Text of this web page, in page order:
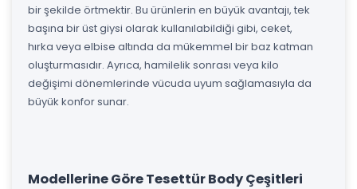
bir şekilde örtmektir. Bu ürünlerin en büyük avantajı, tek
başına bir üst giysi olarak kullanılabildiği gibi, ceket,
hırka veya elbise altında da mükemmel bir baz katman
oluşturmasıdır. Ayrıca, hamilelik sonrası veya kilo
değişimi dönemlerinde vücuda uyum sağlamasıyla da
büyük konfor sunar.
Modellerine Göre Tesettür Body Çeşitleri